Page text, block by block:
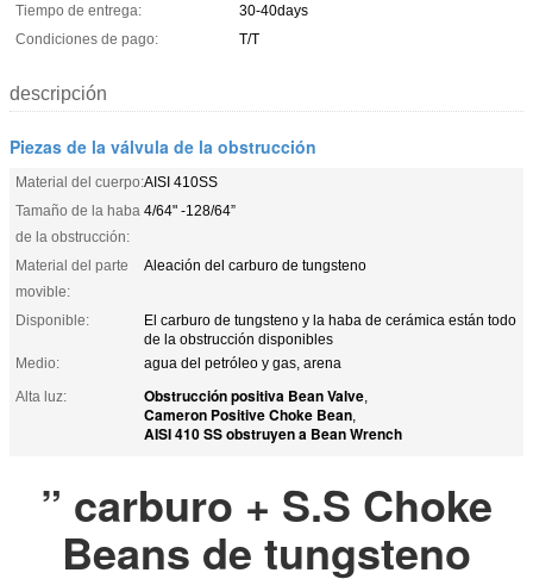
Tiempo de entrega:
30-40days
Condiciones de pago:
T/T
descripción
Piezas de la válvula de la obstrucción
Material del cuerpo:AISI 410SS
Tamaño de la haba
de la obstrucción:
4/64" -128/64”
Material del parte
movible:
Aleación del carburo de tungsteno
Disponible:
El carburo de tungsteno y la haba de cerámica están todo
de la obstrucción disponibles
Medio:
agua del petróleo y gas, arena
Alta luz:
Obstrucción positiva Bean Valve,
Cameron Positive Choke Bean,
AISI 410 SS obstruyen a Bean Wrench
” carburo + S.S Choke
Beans de tungsteno